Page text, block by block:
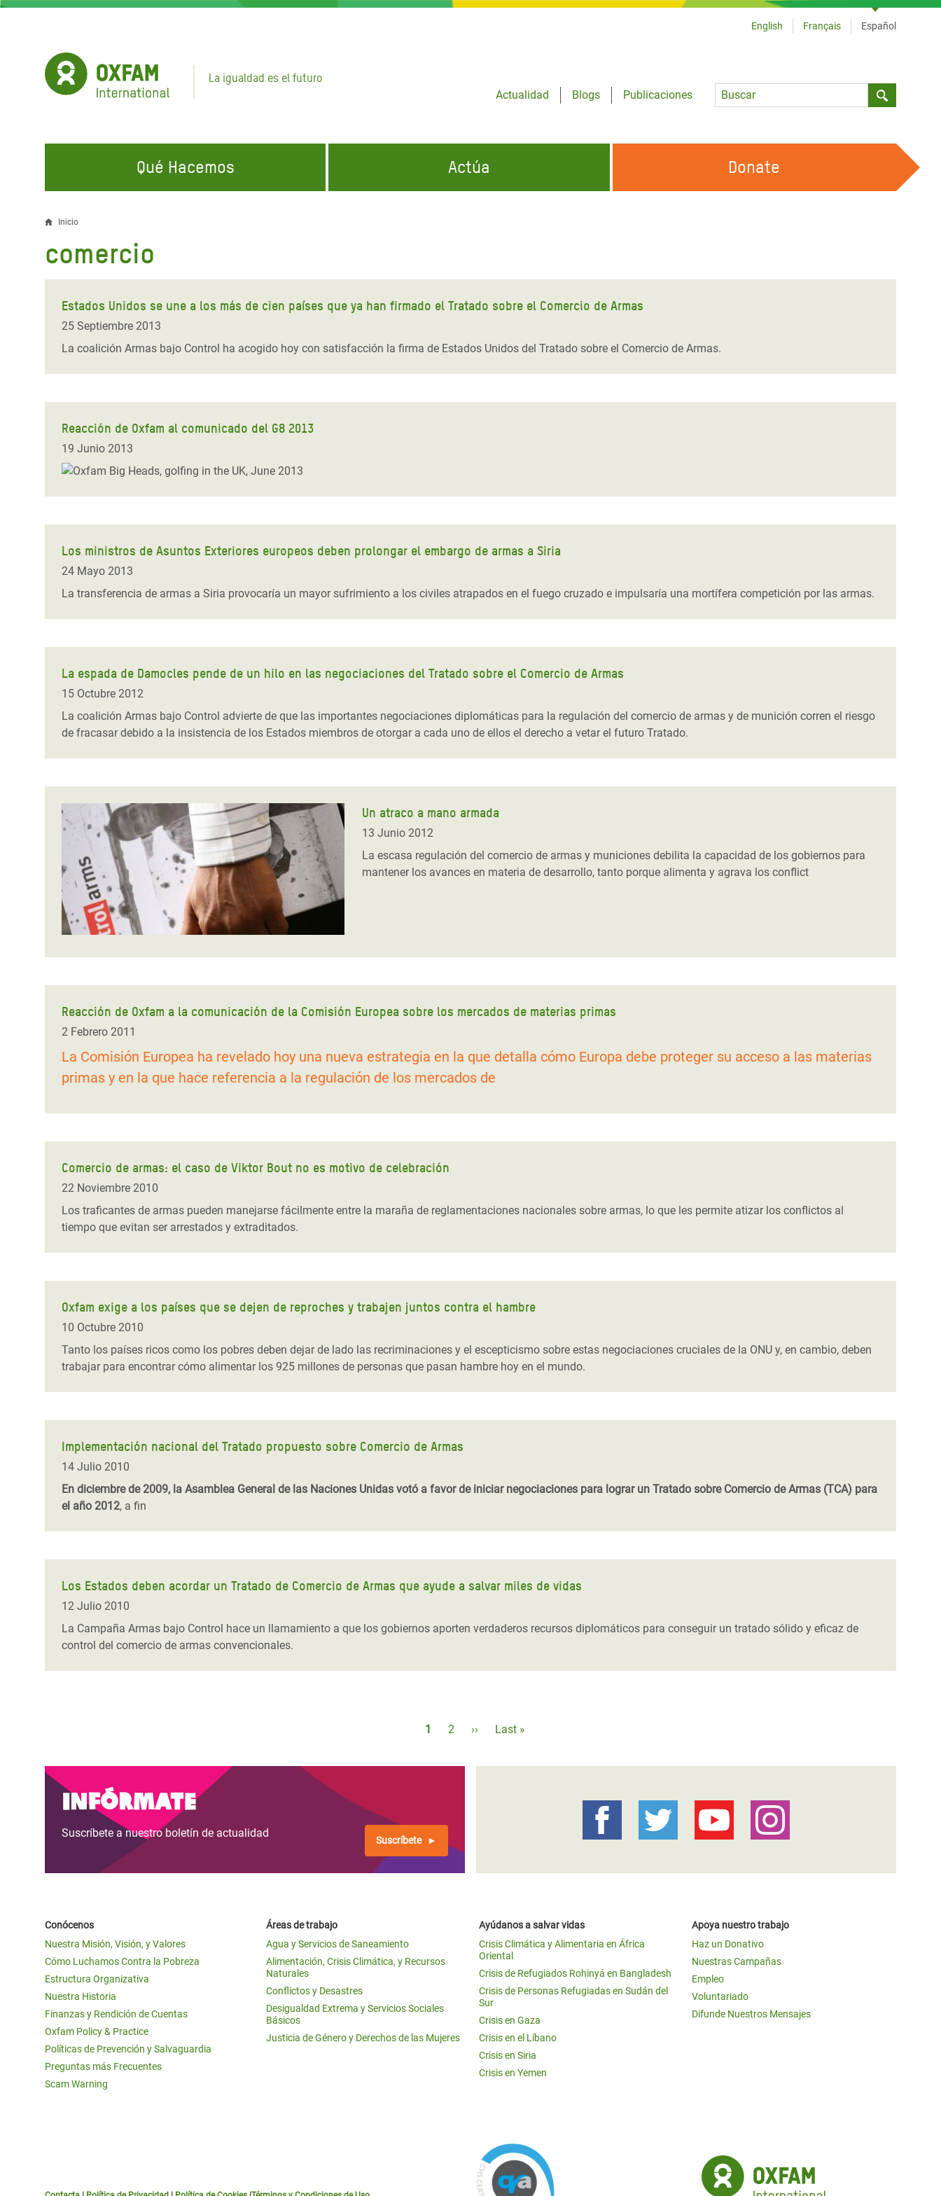
Pasar
La igualdad es el futuro
Actualidad
Blogs
Publicaciones
Language
English Français Español
Qué Hacemos
EN QUÉ TRABAJAMOS
Agua y Servicios de
Saneamiento
y Recursos Naturales
Conflictos y Desastres
Desigualdad Extrema y
Inequality and Rights in a
Digital Age
Gender, Rights, and Justice
Llamamiento por la Crisis en
en África Oriental
Crisis de Personas Refugiadas
Crisis de Refugiados Rohinyá
Crisis en Siria
Actúa
ÚNETE A NUESTRAS CAMPAÑAS
Climate Justice
Hands Off Our Spaces
Únete a Nuestra Comunidad para
#ActuaPorElClima
Erradiquemos el Sufrimiento Humano que
se Oculta tras los Alimentos
¡Basta! Acabemos con las violencias contra
mujeres y niñas
Donate
enlaces
ayuda
la
Inicio
comercio
Estados Unidos se une a los más de cien países que ya han firmado el Tratado sobre el Comercio de Armas
25 Septiembre 2013
La coalición Armas bajo Control ha acogido hoy con satisfacción la firma de Estados Unidos del Tratado sobre el Comercio de Armas.
Reacción de Oxfam al comunicado del G8 2013
19 Junio 2013
Los ministros de Asuntos Exteriores europeos deben prolongar el embargo de armas a Siria
24 Mayo 2013
La transferencia de armas a Siria provocaría un mayor sufrimiento a los civiles atrapados en el fuego cruzado e impulsaría una mortífera competición por las armas.
La espada de Damocles pende de un hilo en las negociaciones del Tratado sobre el Comercio de Armas
15 Octubre 2012
La coalición Armas bajo Control advierte de que las importantes negociaciones diplomáticas para la regulación del comercio de armas y de munición corren el riesgo
de fracasar debido a la insistencia de los Estados miembros de otorgar a cada uno de ellos el derecho a vetar el futuro Tratado.
Un atraco a mano armada
13 Junio 2012
La escasa regulación del comercio de armas y municiones debilita la capacidad de los gobiernos para
mantener los avances en materia de desarrollo, tanto porque alimenta y agrava los conflict
Reacción de Oxfam a la comunicación de la Comisión Europea sobre los mercados de materias primas
2 Febrero 2011
La Comisión Europea ha revelado hoy una nueva estrategia en la que detalla cómo Europa debe proteger su acceso a las materias
primas y en la que hace referencia a la regulación de los mercados de
Comercio de armas: el caso de Viktor Bout no es motivo de celebración
22 Noviembre 2010
Los traficantes de armas pueden manejarse fácilmente entre la maraña de reglamentaciones nacionales sobre armas, lo que les permite atizar los conflictos al
tiempo que evitan ser arrestados y extraditados.
Oxfam exige a los países que se dejen de reproches y trabajen juntos contra el hambre
10 Octubre 2010
Tanto los países ricos como los pobres deben dejar de lado las recriminaciones y el escepticismo sobre estas negociaciones cruciales de la ONU y, en cambio, deben
trabajar para encontrar cómo alimentar los 925 millones de personas que pasan hambre hoy en el mundo.
Implementación nacional del Tratado propuesto sobre Comercio de Armas
14 Julio 2010
En diciembre de 2009, la Asamblea General de las Naciones Unidas votó a favor de iniciar negociaciones para lograr un Tratado sobre Comercio de Armas (TCA) para
el año 2012, a fin
Los Estados deben acordar un Tratado de Comercio de Armas que ayude a salvar miles de vidas
12 Julio 2010
La Campaña Armas bajo Control hace un llamamiento a que los gobiernos aporten verdaderos recursos diplomáticos para conseguir un tratado sólido y eficaz de
control del comercio de armas convencionales.
Página
1 Página
2
Siguiente
››
Última
Last »
Infórmate
Suscríbete a nuestro boletín de actualidad
Suscríbete
Conócenos
Nuestra Misión, Visión, y Valores
Cómo Luchamos Contra la Pobreza
Estructura Organizativa
Nuestra Historia
Finanzas y Rendición de Cuentas
Oxfam Policy & Practice
Políticas de Prevención y Salvaguardia
Preguntas más Frecuentes
Scam Warning
Áreas de trabajo
Agua y Servicios de Saneamiento
Alimentación, Crisis Climática, y Recursos
Naturales
Conflictos y Desastres
Desigualdad Extrema y Servicios Sociales
Básicos
Justicia de Género y Derechos de las Mujeres
Ayúdanos a salvar vidas
Crisis Climática y Alimentaria en África
Oriental
Crisis de Refugiados Rohinyá en Bangladesh
Crisis de Personas Refugiadas en Sudán del
Sur
Crisis en Gaza
Crisis en el Líbano
Crisis en Siria
Crisis en Yemen
Apoya nuestro trabajo
Haz un Donativo
Nuestras Campañas
Empleo
Voluntariado
Difunde Nuestros Mensajes